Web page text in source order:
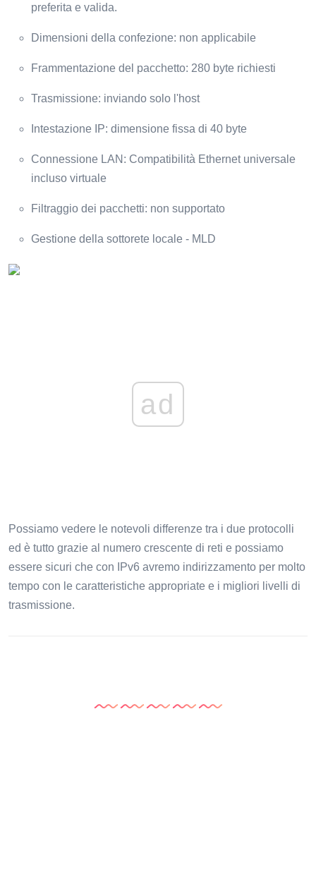
preferita e valida.
Dimensioni della confezione: non applicabile
Frammentazione del pacchetto: 280 byte richiesti
Trasmissione: inviando solo l'host
Intestazione IP: dimensione fissa di 40 byte
Connessione LAN: Compatibilità Ethernet universale
incluso virtuale
Filtraggio dei pacchetti: non supportato
Gestione della sottorete locale - MLD
ad
Possiamo vedere le notevoli differenze tra i due protocolli
ed è tutto grazie al numero crescente di reti e possiamo
essere sicuri che con IPv6 avremo indirizzamento per molto
tempo con le caratteristiche appropriate e i migliori livelli di
trasmissione.